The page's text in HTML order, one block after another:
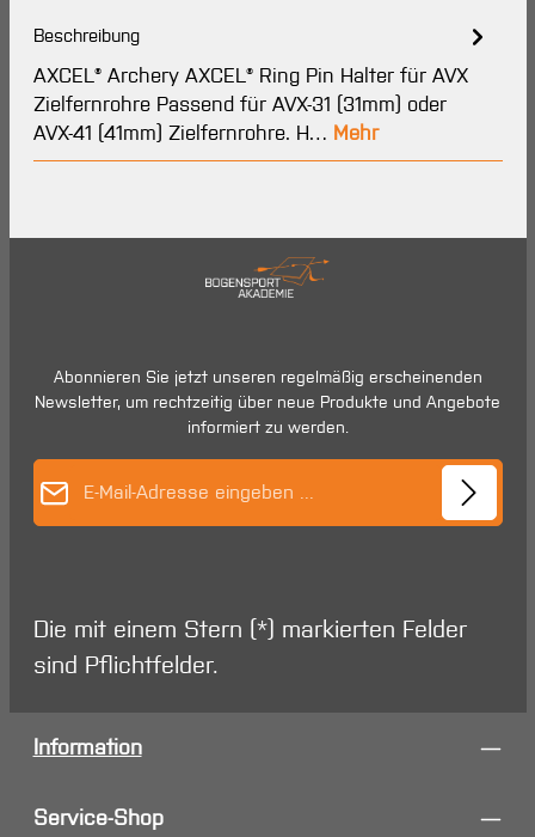
Beschreibung
AXCEL® Archery AXCEL® Ring Pin Halter für AVX
Zielfernrohre Passend für AVX-31 (31mm) oder
AVX-41 (41mm) Zielfernrohre. H… Mehr
Abonnieren Sie jetzt unseren regelmäßig erscheinenden
Newsletter, um rechtzeitig über neue Produkte und Angebote
informiert zu werden.
Die mit einem Stern (*) markierten Felder
sind Pflichtfelder.
Information
Service-Shop